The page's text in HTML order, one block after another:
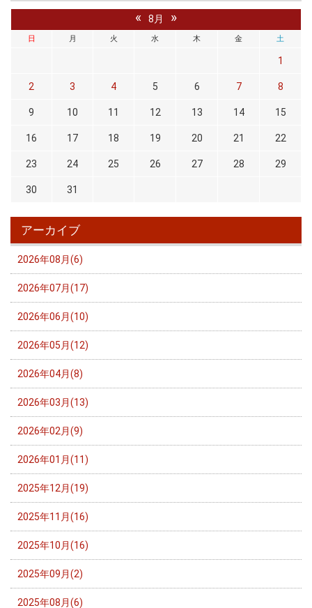
« 8月 »
日 月 火 水 木 金 土
1
2 3 4 5 6 7 8
9 10 11 12 13 14 15
16 17 18 19 20 21 22
23 24 25 26 27 28 29
30 31
アーカイブ
2026年08月(6)
2026年07月(17)
2026年06月(10)
2026年05月(12)
2026年04月(8)
2026年03月(13)
2026年02月(9)
2026年01月(11)
2025年12月(19)
2025年11月(16)
2025年10月(16)
2025年09月(2)
2025年08月(6)